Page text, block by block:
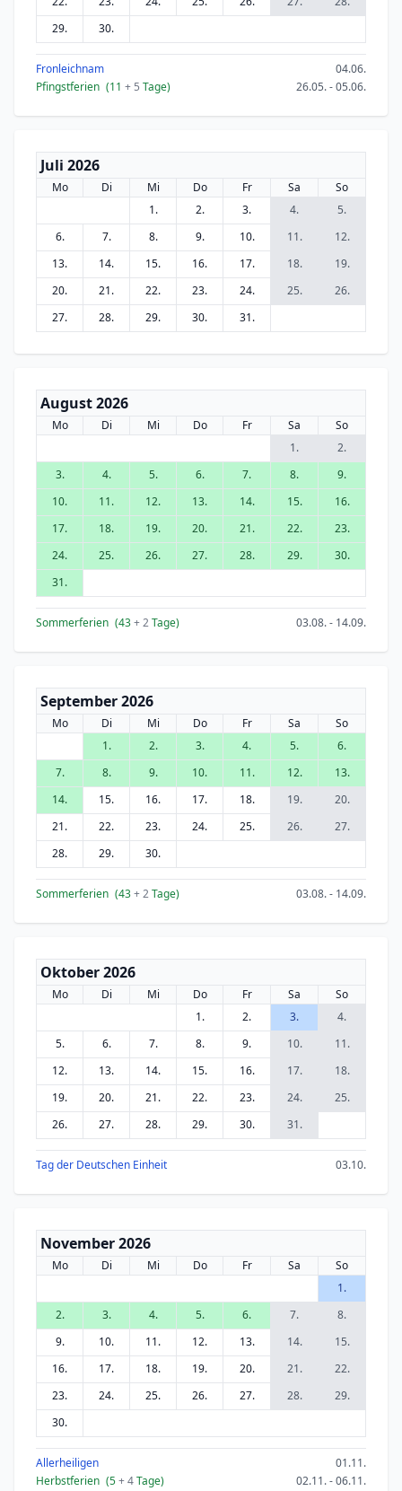
29.
30.
Fronleichnam
04.06.
Pfingstferien (11 + 5 Tage) 26.05. - 05.06.
Juli 2026
Mo Di Mi Do Fr Sa
So
1.
2. 3. 4.
5.
6.
7. 8. 9. 10. 11.
12.
13.
14. 15. 16. 17. 18.
19.
20.
21. 22. 23. 24. 25.
26.
27.
28. 29. 30. 31.
August 2026
Mo Di Mi Do Fr Sa
So
1.
2.
3.
4. 5. 6. 7. 8.
9.
10.
11. 12. 13. 14. 15.
16.
17.
18. 19. 20. 21. 22.
23.
24.
25. 26. 27. 28. 29.
30.
31.
Sommerferien (43+ 2Tage) 03.08. - 14.09.
September 2026
Mo Di Mi Do Fr Sa
So
1.
2. 3. 4. 5.
6.
7.
8. 9. 10. 11. 12.
13.
14.
15. 16. 17. 18. 19.
20.
21.
22. 23. 24. 25. 26.
27.
28.
29. 30.
Sommerferien (43+ 2Tage) 03.08. - 14.09.
Oktober 2026
Mo Di Mi Do Fr Sa
So
1.
2. 3.
4.
5.
6. 7. 8. 9. 10.
11.
12.
13. 14. 15. 16. 17.
18.
19.
20. 21. 22. 23. 24.
25.
26.
27. 28. 29. 30. 31.
Tag der Deutschen Einheit 03.10.
November 2026
Mo Di Mi Do Fr Sa
So
1.
2.
3. 4. 5. 6. 7.
8.
9.
10. 11. 12. 13. 14.
15.
16.
17. 18. 19. 20. 21.
22.
23.
24. 25. 26. 27. 28.
29.
30.
Allerheiligen
01.11.
Herbstferien (5+ 4Tage) 02.11. - 06.11.